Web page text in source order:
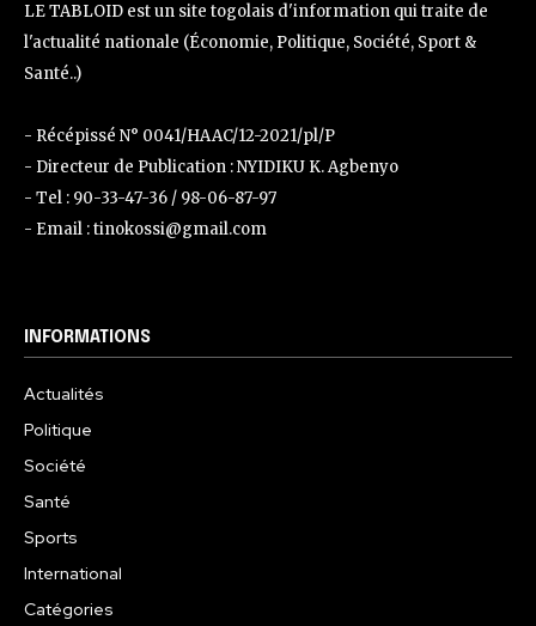
LE TABLOID est un site togolais d'information qui traite de
l'actualité nationale (Économie, Politique, Société, Sport &
Santé..)
- Récépissé N° 0041/HAAC/12-2021/pl/P
- Directeur de Publication : NYIDIKU K. Agbenyo
- Tel : 90-33-47-36 / 98-06-87-97
- Email : tinokossi@gmail.com
INFORMATIONS
Actualités
Politique
Société
Santé
Sports
International
Catégories